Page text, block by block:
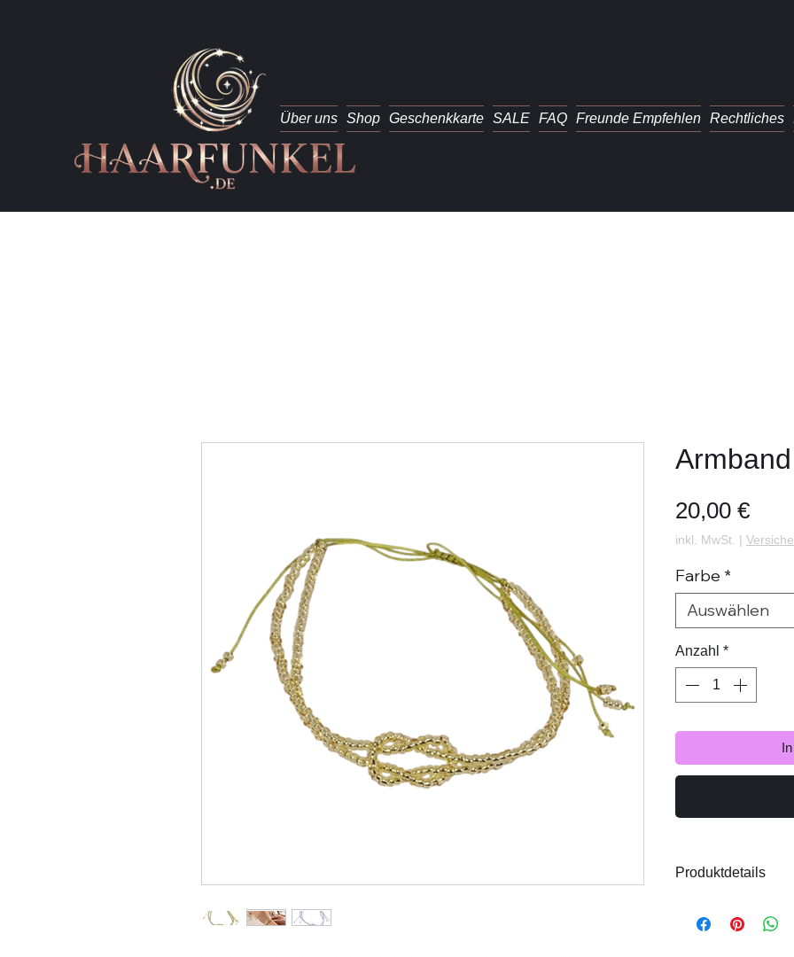
Über uns Shop Geschenkkarte SALE FAQ Freunde Empfehlen Rechtliches
20,00 €Preis
inkl. MwSt. |
Farbe *
Auswählen
Anzahl *
Produktdetails
Größe: